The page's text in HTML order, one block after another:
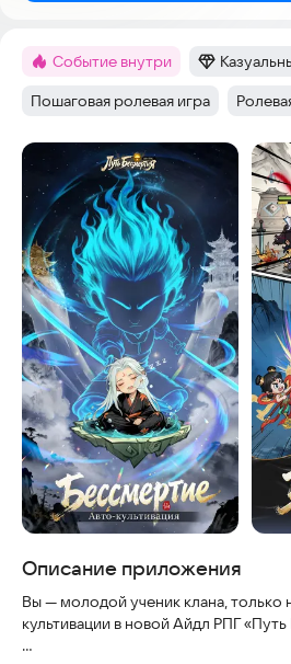
Метка:
Событие внутри Категория:
Тег:
Пошаговая ролевая игра Тег:
Скриншоты
Описание приложения
Вы — молодой ученик клана, только
культивации в новой Айдл РПГ